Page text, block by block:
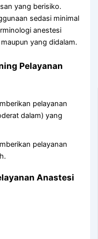
yang berisiko.
sedasi minimal
anestesi
yang didalam.
Pelayanan
pelayanan
dalam) yang
pelayanan
Anastesi